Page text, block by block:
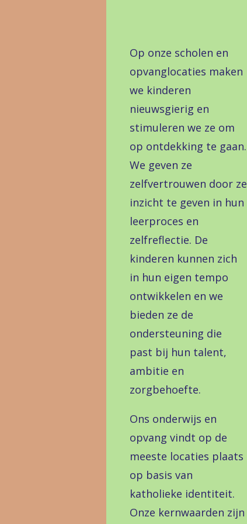
Op onze scholen en
opvanglocaties maken
we kinderen
nieuwsgierig en
stimuleren we ze om
op ontdekking te gaan.
We geven ze
zelfvertrouwen door ze
inzicht te geven in hun
leerproces en
zelfreflectie. De
kinderen kunnen zich
in hun eigen tempo
ontwikkelen en we
bieden ze de
ondersteuning die
past bij hun talent,
ambitie en
zorgbehoefte.
Ons onderwijs en
opvang vindt op de
meeste locaties plaats
op basis van
katholieke identiteit.
Onze kernwaarden zijn